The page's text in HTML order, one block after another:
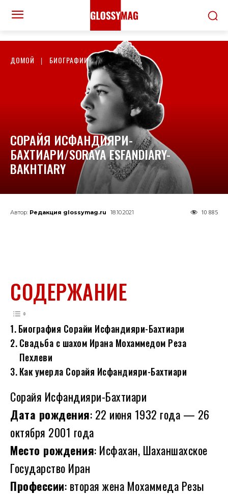
ДОМОЙ БИОГРАФИИ
СОРАЙЯ ИСФАНДИЯРИ-
БАХТИАРИ/SORAYA ESFANDIARY-
BAKHTIARY
Автор: Редакция glossymag.ru 18.10.2021 10 885
СОДЕРЖАНИЕ
Биография Сорайи Исфандияри-Бахтиари
Свадьба с шахом Ирана Мохаммедом Реза
Пехлеви
Как умерла Сорайя Исфандияри-Бахтиари
Сорайя Исфандияри-Бахтиари
Дата рождения: 22 июня 1932 года — 26
октября 2001 года
Место рождения: Исфахан, Шаханшахское
Государство Иран
Профессии: вторая жена Мохаммеда Резы